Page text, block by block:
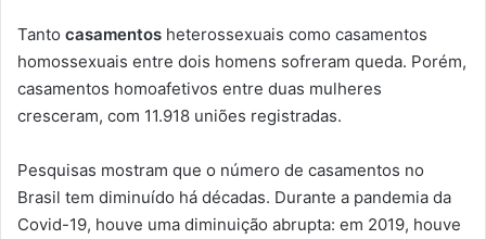
Tanto casamentos heterossexuais como casamentos
homossexuais entre dois homens sofreram queda. Porém,
casamentos homoafetivos entre duas mulheres
cresceram, com 11.918 uniões registradas.
Pesquisas mostram que o número de casamentos no
Brasil tem diminuído há décadas. Durante a pandemia da
Covid-19, houve uma diminuição abrupta: em 2019, houve